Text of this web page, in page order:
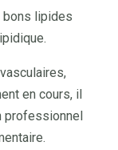
bons lipides
en cours, il
professionnel